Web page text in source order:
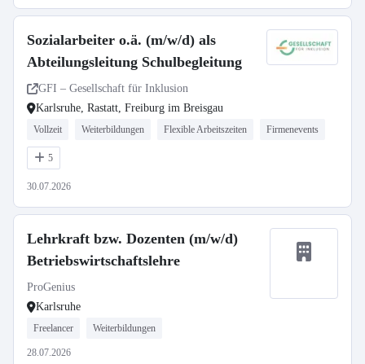
Sozialarbeiter o.ä. (m/w/d) als
Abteilungsleitung Schulbegleitung
GFI – Gesellschaft für Inklusion
Karlsruhe, Rastatt, Freiburg im Breisgau
Vollzeit Weiterbildungen Flexible Arbeitszeiten Firmenevents
5
30.07.2026
Lehrkraft bzw. Dozenten (m/w/d)
Betriebswirtschaftslehre
ProGenius
Karlsruhe
Freelancer Weiterbildungen
28.07.2026